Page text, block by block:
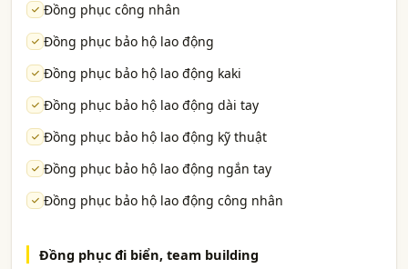
Đồng phục công nhân
Đồng phục bảo hộ lao động
Đồng phục bảo hộ lao động kaki
Đồng phục bảo hộ lao động dài tay
Đồng phục bảo hộ lao động kỹ thuật
Đồng phục bảo hộ lao động ngắn tay
Đồng phục bảo hộ lao động công nhân
Đồng phục đi biển, team building